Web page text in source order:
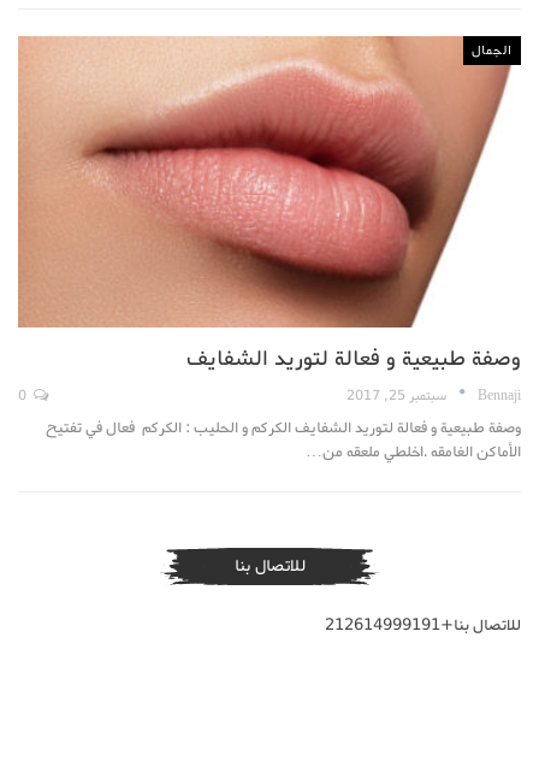
الجمال
وصفة طبيعية و فعالة لتوريد الشفايف
Bennaji سبتمبر 25, 2017
وصفة طبيعية و فعالة لتوريد الشفايف الكركم و الحليب : الكركم فعال في تفتيح
الأماكن الغامقه .اخلطي ملعقه من…
للاتصال بنا
للاتصال بنا+212614999191